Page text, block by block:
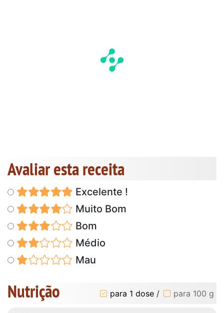
Avaliar esta receita
Excelente !
Muito Bom
Bom
Médio
Mau
Nutrição para 1 dose / para 100 g